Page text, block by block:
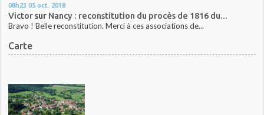
08h23 05 oct. 2018
Victorsur Nancy : reconstitution du procès de 1816 du...
Bravo ! Belle reconstitution. Merci à ces associations de...
Carte